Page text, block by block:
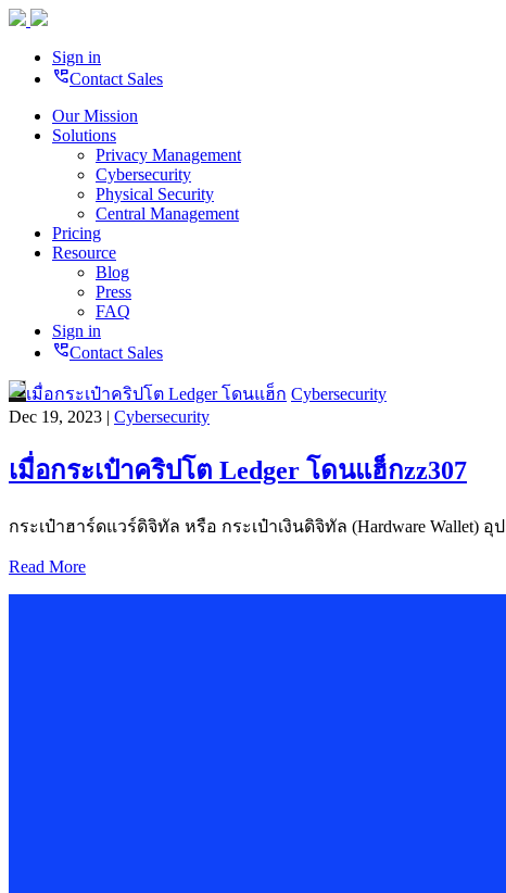
Sign in
perm_phone_msgContact Sales
Our Mission
Solutions
Privacy Management
Cybersecurity
Physical Security
Central Management
Pricing
Resource
Blog
Press
FAQ
Sign in
perm_phone_msgContact Sales
Cybersecurity
Dec 19, 2023 | Cybersecurity
เมื่อกระเป๋าคริปโต Ledger โดนแฮ็กzz307
กระเป๋าฮาร์ดแวร์ดิจิทัล หรือ กระเป๋าเงินดิจิทัล (Hardware
Read More